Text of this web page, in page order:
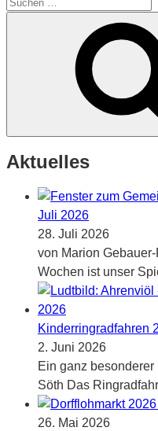
Aktuelles
Juli 2026
28. Juli 2026
von Marion
Wochen ist unser
Kinderringradfahren
2. Juni 2026
Ein ganz
Söth Das
26. Mai 2026